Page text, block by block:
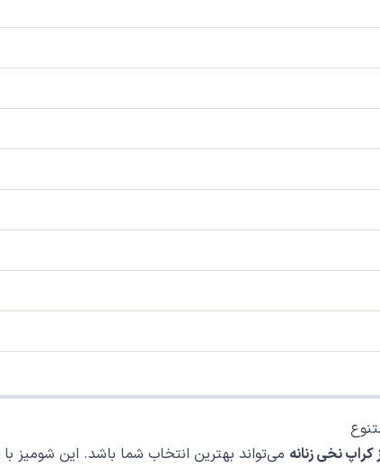
نخی زنانه می‌تواند بهترین انتخاب شما باشد. این شومیز